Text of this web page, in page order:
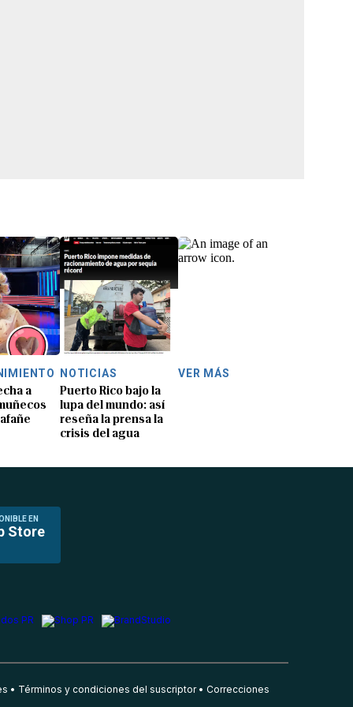
a
NOTICIAS
Puerto Rico bajo la
lupa del mundo: así
reseña la prensa la
crisis del agua
VER MÁS
EN
Store
Términos y condiciones del suscriptor Correcciones